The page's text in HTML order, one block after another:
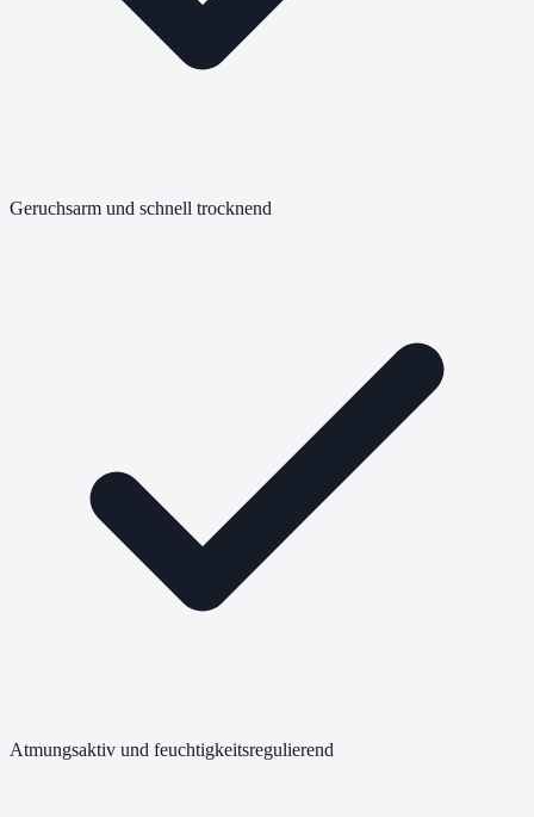
Geruchsarm und schnell trocknend
Atmungsaktiv und feuchtigkeitsregulierend